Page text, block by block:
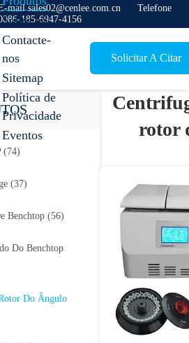
mail sales02@cenlee.com.cn
Telefone
185-6947-4156
Sobre nós
Contacte-
nos
Sitemap
Política de
Privacidade
Eventos
Solicitar A Citar
(74)
(37)
Benchtop (56)
Do Benchtop
Do Ângulo
rotor